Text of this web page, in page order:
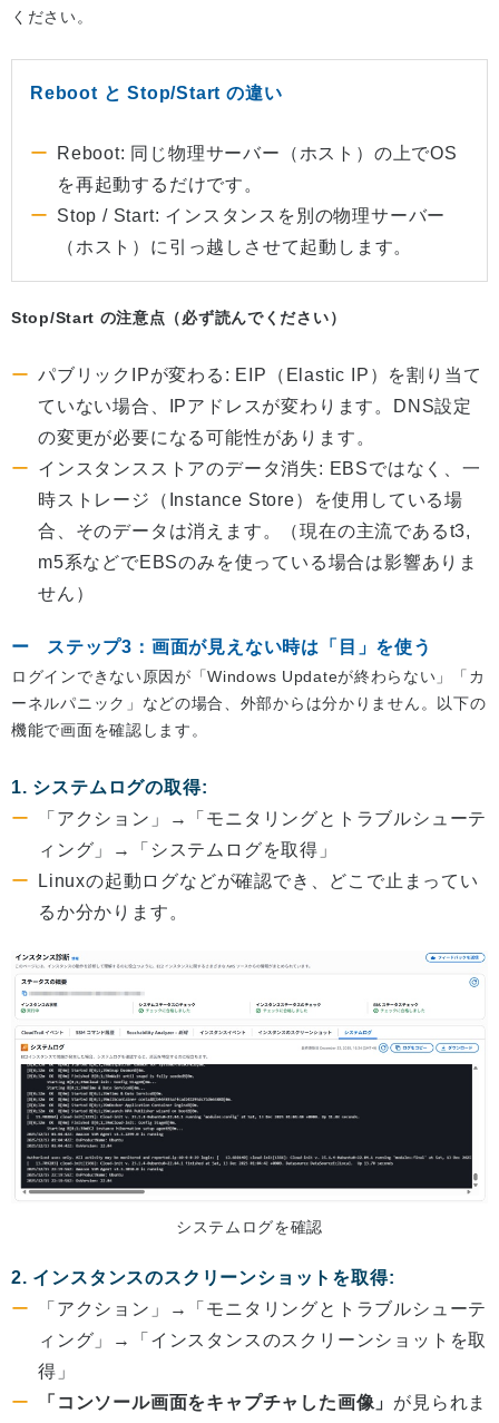
ください。
Reboot と Stop/Start の違い
Reboot: 同じ物理サーバー（ホスト）の上でOS
を再起動するだけです。
Stop / Start: インスタンスを別の物理サーバー
（ホスト）に引っ越しさせて起動します。
Stop/Start の注意点（必ず読んでください）
パブリックIPが変わる: EIP（Elastic IP）を割り当て
ていない場合、IPアドレスが変わります。DNS設定
の変更が必要になる可能性があります。
インスタンスストアのデータ消失: EBSではなく、一
時ストレージ（Instance Store）を使用している場
合、そのデータは消えます。（現在の主流であるt3,
m5系などでEBSのみを使っている場合は影響ありま
せん）
ステップ3：画面が見えない時は「目」を使う
ログインできない原因が「Windows Updateが終わらない」「カ
ーネルパニック」などの場合、外部からは分かりません。以下の
機能で画面を確認します。
1. システムログの取得:
「アクション」→「モニタリングとトラブルシューテ
ィング」→「システムログを取得」
Linuxの起動ログなどが確認でき、どこで止まってい
るか分かります。
システムログを確認
2. インスタンスのスクリーンショットを取得:
「アクション」→「モニタリングとトラブルシューテ
ィング」→「インスタンスのスクリーンショットを取
得」
「コンソール画面をキャプチャした画像」 が見られま